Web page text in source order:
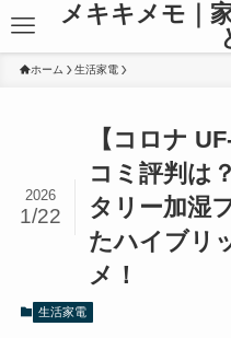
メキキメモ｜
ホーム 生活家電
【コロナ
コミ評判は
タリー加湿
たハイブリ
メ！
2026
1/22
生活家電